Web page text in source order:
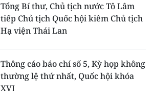
Tổng Bí thư, Chủ tịch nước Tô Lâm
tiếp Chủ tịch Quốc hội kiêm Chủ tịch
Hạ viện Thái Lan
Thông cáo báo chí số 5, Kỳ họp không
thường lệ thứ nhất, Quốc hội khóa
XVI